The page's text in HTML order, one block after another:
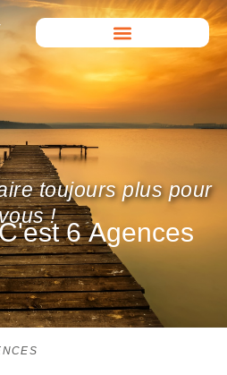
toujours plus pour
!
6 Agences